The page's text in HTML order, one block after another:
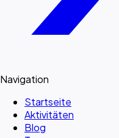
Navigation
Startseite
Aktivitäten
Blog